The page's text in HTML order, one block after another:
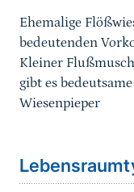
Ehemalige
bedeutenden
Kleiner
gibt es
Wiesenpieper